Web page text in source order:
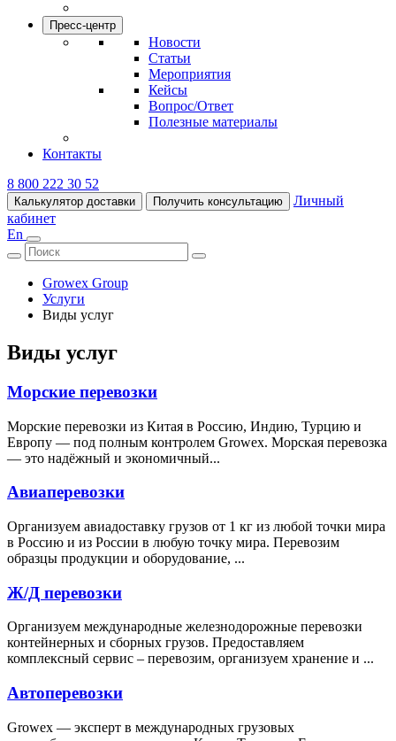
Пресс-центр
Новости
Статьи
Мероприятия
Кейсы
Вопрос/Ответ
Полезные материалы
Контакты
8 800 222 30 52
Калькулятор доставки Получить консультацию
Личный
кабинет
En
Growex Group
Услуги
Виды услуг
Виды услуг
Морские перевозки
Морские перевозки из Китая в Россию, Индию, Турцию и
Европу — под полным контролем Growex. Морская перевозка
— это надёжный и экономичный...
Авиаперевозки
Организуем авиадоставку грузов от 1 кг из любой точки мира
в Россию и из России в любую точку мира. Перевозим
образцы продукции и оборудование, ...
Ж/Д перевозки
Организуем международные железнодорожные перевозки
контейнерных и сборных грузов. Предоставляем
комплексный сервис – перевозим, организуем хранение и ...
Автоперевозки
Growex — эксперт в международных грузовых